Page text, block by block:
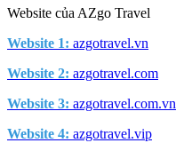
Website của AZgo Travel
Website 1: azgotravel.vn
Website 2: azgotravel.com
Website 3: azgotravel.com.vn
Website 4: azgotravel.vip